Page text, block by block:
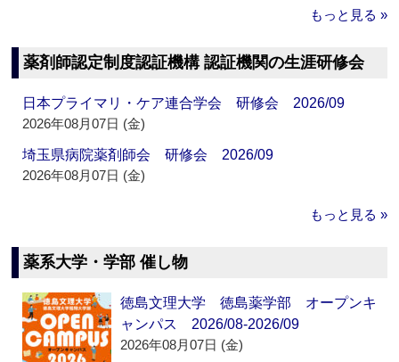
もっと見る »
薬剤師認定制度認証機構 認証機関の生涯研修会
日本プライマリ・ケア連合学会 研修会 2026/09
2026年08月07日 (金)
埼玉県病院薬剤師会 研修会 2026/09
2026年08月07日 (金)
もっと見る »
薬系大学・学部 催し物
徳島文理大学 徳島薬学部 オープンキ
ャンパス 2026/08-2026/09
2026年08月07日 (金)